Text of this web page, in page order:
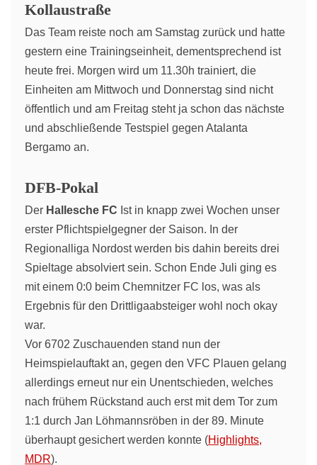
Kollaustraße
Das Team reiste noch am Samstag zurück und hatte
gestern eine Trainingseinheit, dementsprechend ist
heute frei. Morgen wird um 11.30h trainiert, die
Einheiten am Mittwoch und Donnerstag sind nicht
öffentlich und am Freitag steht ja schon das nächste
und abschließende Testspiel gegen Atalanta
Bergamo an.
DFB-Pokal
Der Hallesche FC Ist in knapp zwei Wochen unser
erster Pflichtspielgegner der Saison. In der
Regionalliga Nordost werden bis dahin bereits drei
Spieltage absolviert sein. Schon Ende Juli ging es
mit einem 0:0 beim Chemnitzer FC los, was als
Ergebnis für den Drittligaabsteiger wohl noch okay
war.
Vor 6702 Zuschauenden stand nun der
Heimspielauftakt an, gegen den VFC Plauen gelang
allerdings erneut nur ein Unentschieden, welches
nach frühem Rückstand auch erst mit dem Tor zum
1:1 durch Jan Löhmannsröben in der 89. Minute
überhaupt gesichert werden konnte (Highlights,
MDR).